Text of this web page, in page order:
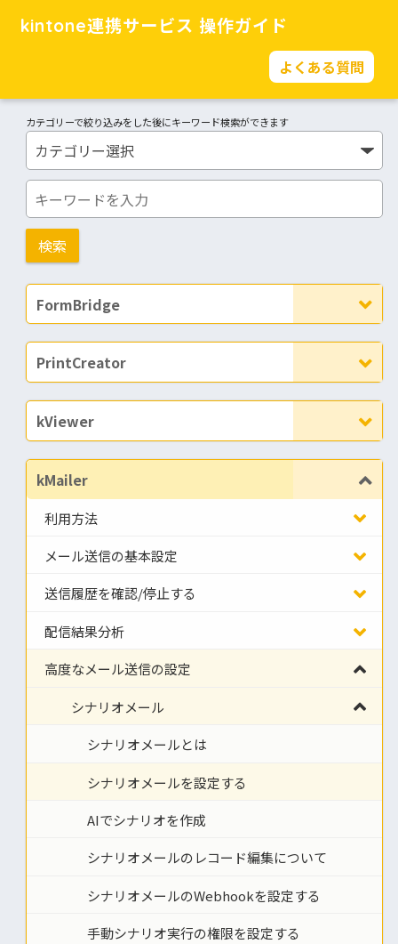
kintone連携サービス 操作ガイド
よくある質問
カテゴリーで絞り込みをした後にキーワード検索ができます
FormBridge
PrintCreator
kViewer
kMailer
利用方法
メール送信の基本設定
送信履歴を確認/停止する
配信結果分析
高度なメール送信の設定
シナリオメール
シナリオメールとは
シナリオメールを設定する
AIでシナリオを作成
シナリオメールのレコード編集について
シナリオメールのWebhookを設定する
手動シナリオ実行の権限を設定する